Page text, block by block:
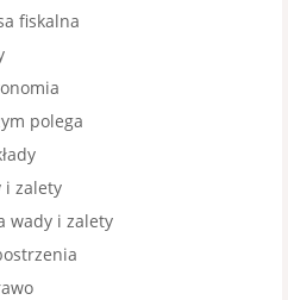
fiskalna
polega
i zalety
wady i zalety